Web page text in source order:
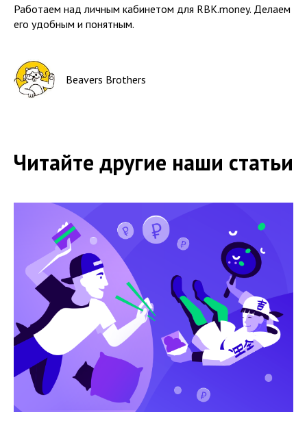
Beavers Brothers
Работаем над личным кабинетом для RBK.money. Делаем
его удобным и понятным.
Читайте другие наши статьи